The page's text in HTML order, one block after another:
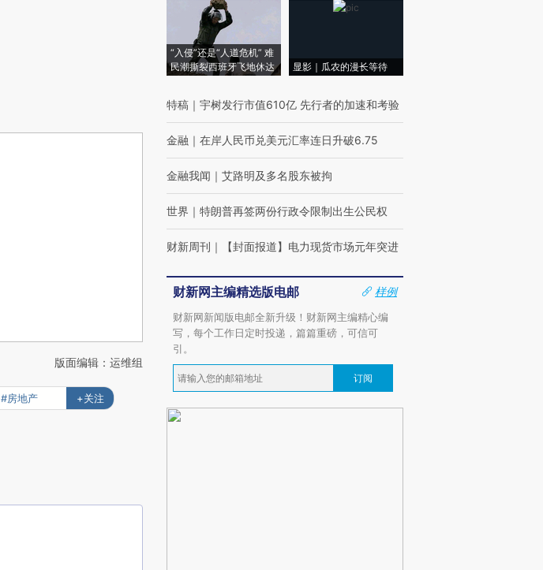
版面编辑：运维组
#房地产 +关注
“入侵”还是“人道危机” 难
民潮撕裂西班牙飞地休达
显影｜瓜农的漫长等待
特稿 ｜ 宇树发行市值610亿 先行者的加速和考验
金融 ｜ 在岸人民币兑美元汇率连日升破6.75
金融我闻 ｜ 艾路明及多名股东被拘
世界 ｜ 特朗普再签两份行政令限制出生公民权
财新周刊 ｜ 【封面报道】电力现货市场元年突进
财新网主编精选版电邮
样例
财新网新闻版电邮全新升级！财新网主编精心编
写，每个工作日定时投递，篇篇重磅，可信可
引。
订阅